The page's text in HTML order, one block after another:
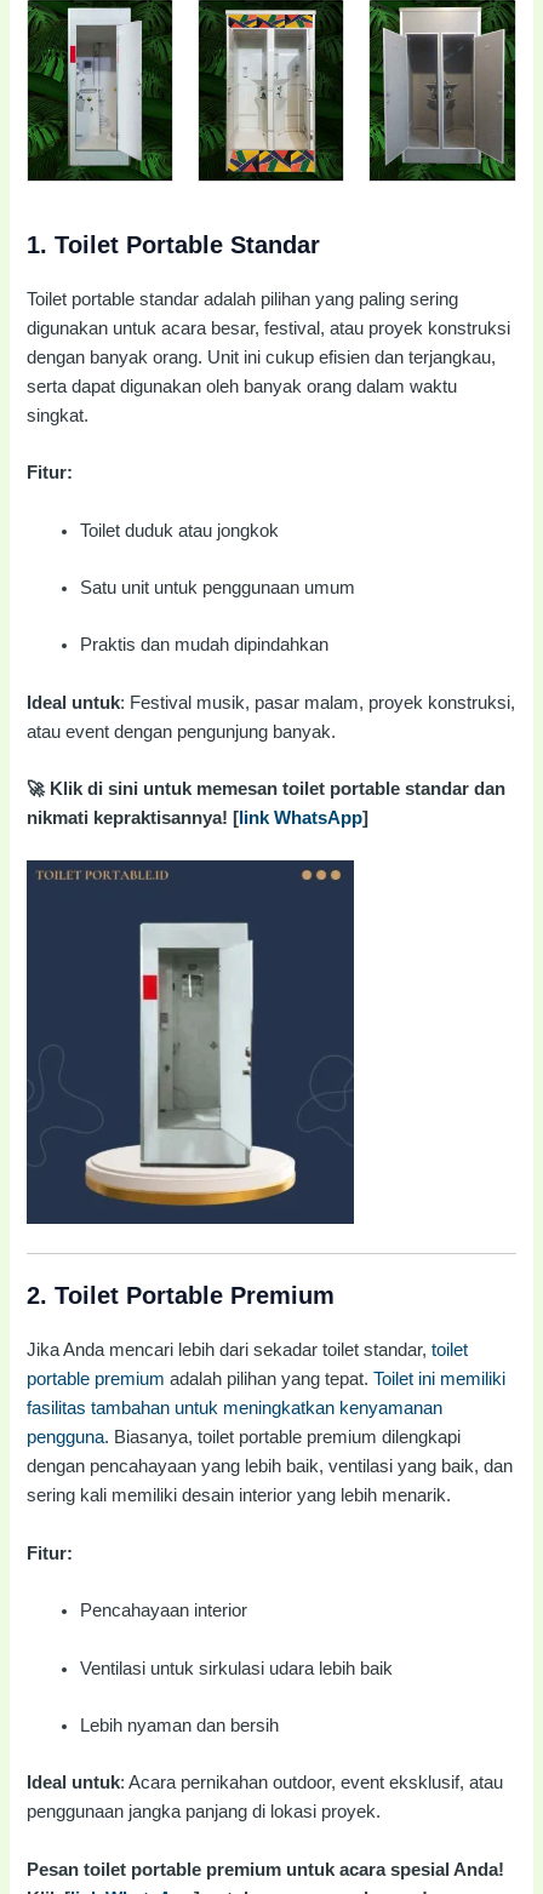
1.Toilet Portable Standar
Toilet portable standar adalah pilihan yang paling sering
digunakan untuk acara besar, festival, atau proyek konstruksi
dengan banyak orang. Unit ini cukup efisien dan terjangkau,
serta dapat digunakan oleh banyak orang dalam waktu
singkat.
Fitur:
Toilet duduk atau jongkok
Satu unit untuk penggunaan umum
Praktis dan mudah dipindahkan
Ideal untuk: Festival musik, pasar malam, proyek konstruksi,
atau event dengan pengunjung banyak.
🚀 Klik di sini untuk memesan toilet portable standar dan
nikmati kepraktisannya! [ link WhatsApp]
2.Toilet Portable Premium
Jika Anda mencari lebih dari sekadar toilet standar,toilet
portable premium adalah pilihan yang tepat.Toilet ini memiliki
fasilitas tambahan untuk meningkatkan kenyamanan
pengguna. Biasanya, toilet portable premium dilengkapi
dengan pencahayaan yang lebih baik, ventilasi yang baik, dan
sering kali memiliki desain interior yang lebih menarik.
Fitur:
Pencahayaan interior
Ventilasi untuk sirkulasi udara lebih baik
Lebih nyaman dan bersih
Ideal untuk: Acara pernikahan outdoor, event eksklusif, atau
penggunaan jangka panjang di lokasi proyek.
Pesan toilet portable premium untuk acara spesial Anda!